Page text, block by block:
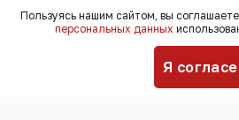
переданы ФСБ. Угрозы
полётов не возникло,
сообщили
в
Пользуясь нашим сайтом, вы
персональных данных
Я